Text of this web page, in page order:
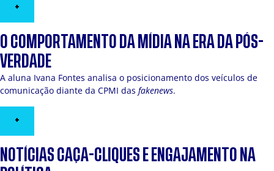
+
O COMPORTAMENTO DA MÍDIA NA ERA DA PÓS-
VERDADE
A aluna Ivana Fontes analisa o posicionamento dos veículos de
comunicação diante da CPMI das fakenews.
+
NOTÍCIAS CAÇA-CLIQUES E ENGAJAMENTO NA